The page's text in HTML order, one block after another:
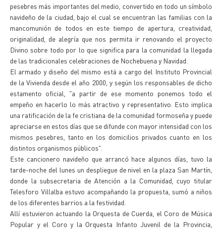
pesebres más importantes del medio, convertido en todo un símbolo
navideño de la ciudad, bajo el cual se encuentran las familias con la
mancomunión de todos en este tiempo de apertura, creatividad,
originalidad, de alegría que nos permita ir renovando el proyecto
Divino sobre todo por lo que significa para la comunidad la llegada
de las tradicionales celebraciones de Nochebuena y Navidad.
El armado y diseño del mismo está a cargo del Instituto Provincial
de la Vivienda desde el año 2000, y según los responsables de dicho
estamento oficial, "a partir de ese momento ponemos todo el
empeño en hacerlo lo más atractivo y representativo. Esto implica
una ratificación de la fe cristiana de la comunidad formoseña y puede
apreciarse en estos días que se difunde con mayor intensidad con los
mismos pesebres, tanto en los domicilios privados cuanto en los
distintos organismos públicos".
Este cancionero navideño que arrancó hace algunos días, tuvo la
tarde-noche del lunes un despliegue de nivel en la plaza San Martín,
donde la subsecretaria de Atención a la Comunidad, cuyo titular
Telesforo Villalba estuvo acompañando la propuesta, sumó a niños
de los diferentes barrios a la festividad.
Allí estuvieron actuando la Orquesta de Cuerda, el Coro de Música
Popular y el Coro y la Orquesta Infanto Juvenil de la Provincia,